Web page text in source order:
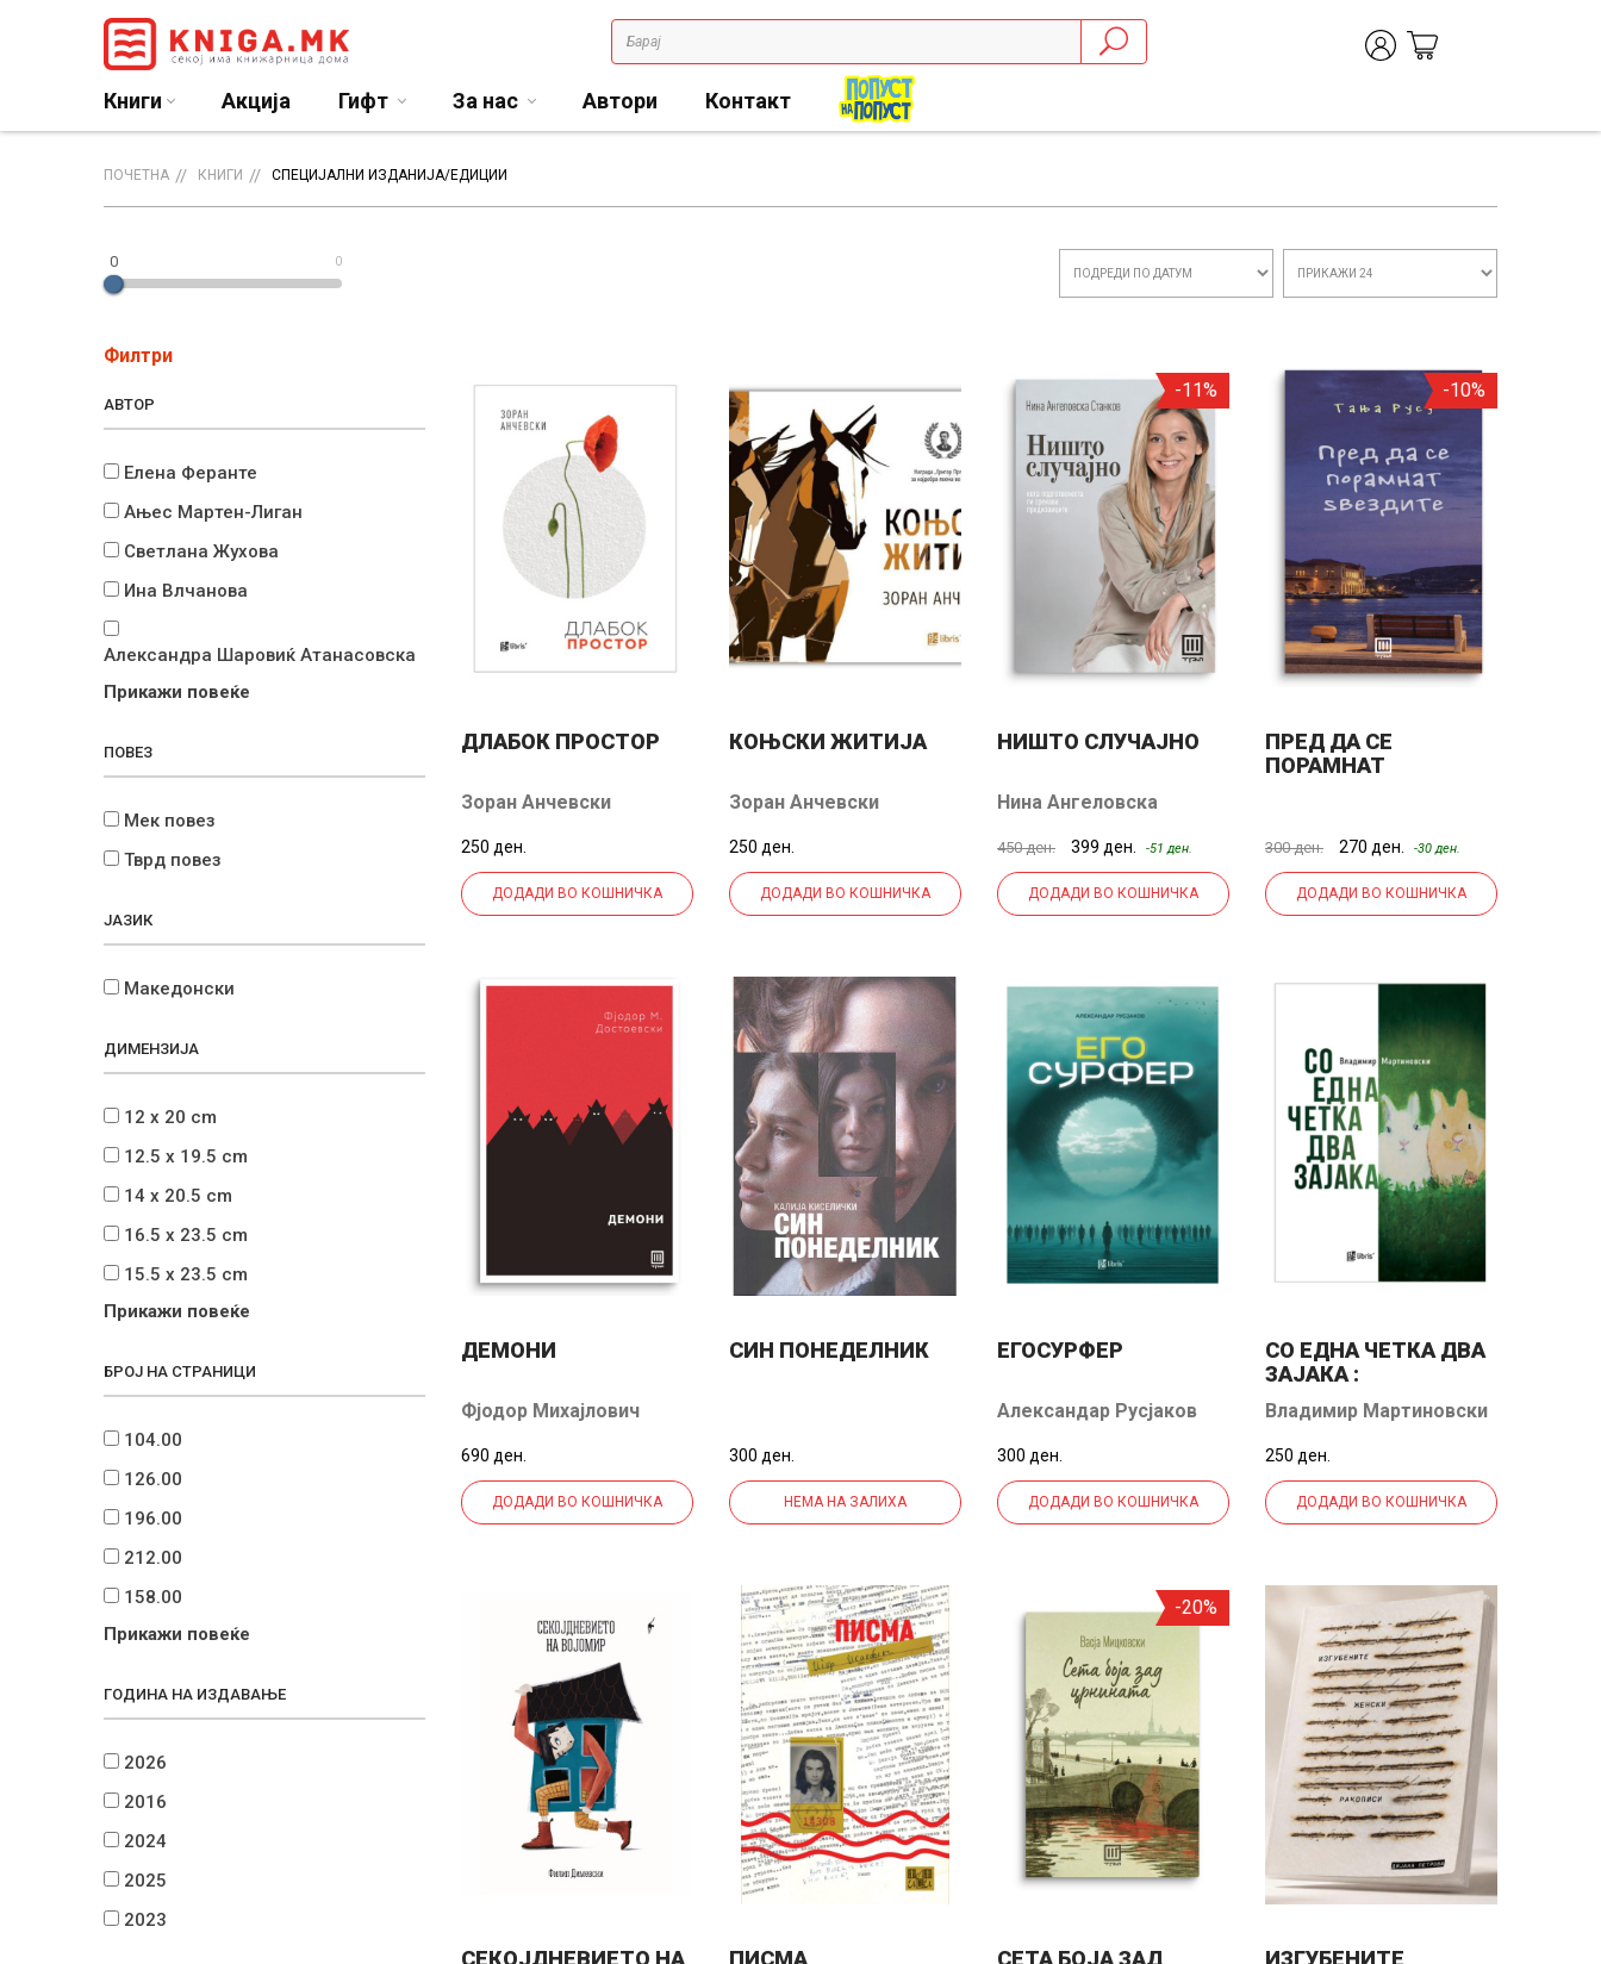
Книги Акција Гифт За нас Автори Контакт
ПОЧЕТНА КНИГИ СПЕЦИЈАЛНИ ИЗДАНИЈА/ЕДИЦИИ
0
0
Филтри
АВТОР
Елена Феранте
Ањес Мартен-Лиган
Светлана Жухова
Ина Влчанова
Александра Шаровиќ Атанасовска
Прикажи повеќе
ПОВЕЗ
Мек повез
Тврд повез
ЈАЗИК
Македонски
ДИМЕНЗИЈА
12 x 20 cm
12.5 x 19.5 cm
14 x 20.5 cm
16.5 x 23.5 cm
15.5 x 23.5 cm
Прикажи повеќе
БРОЈ НА СТРАНИЦИ
104.00
126.00
196.00
212.00
158.00
Прикажи повеќе
ГОДИНА НА ИЗДАВАЊЕ
2026
2016
2024
2025
2023
ДЛАБОК ПРОСТОР
Зоран Анчевски
250 ден.
ДОДАДИ ВО КОШНИЧКА
КОЊСКИ ЖИТИЈА
Зоран Анчевски
250 ден.
ДОДАДИ ВО КОШНИЧКА
-11%
НИШТО СЛУЧАЈНО
Нина Ангеловска
450 ден. 399 ден. -51 ден.
ДОДАДИ ВО КОШНИЧКА
-10%
ПРЕД ДА СЕ
ПОРАМНАТ
300 ден. 270 ден. -30 ден.
ДОДАДИ ВО КОШНИЧКА
ДЕМОНИ
Фјодор Михајлович
690 ден.
ДОДАДИ ВО КОШНИЧКА
СИН ПОНЕДЕЛНИК
300 ден.
НЕМА НА ЗАЛИХА
ЕГОСУРФЕР
Александар Русјаков
300 ден.
ДОДАДИ ВО КОШНИЧКА
СО ЕДНА ЧЕТКА ДВА
ЗАЈАКА :
БЕСТИЈАРИУМИ
Владимир Мартиновски
250 ден.
ДОДАДИ ВО КОШНИЧКА
СЕКОЈДНЕВИЕТО НА
ПИСМА
-20%
СЕТА БОЈА ЗАД
ИЗГУБЕНИТЕ